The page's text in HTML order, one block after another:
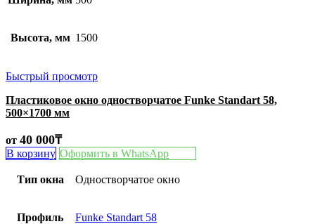
Высота, мм 1500
Быстрый просмотр
Пластиковое окно одностворчатое Funke Standart 58,
500×1700 мм
от 40 000₸
В корзину Оформить в WhatsApp
Тип окна Одностворчатое окно
Профиль Funke Standart 58